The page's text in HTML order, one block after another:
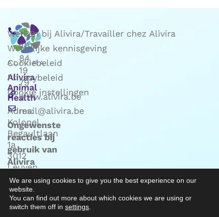
Alivira
Animal
Health
Adres:
Kolonel
Begaultlaan
1a
3012
Leuven
(Belgie)
+32
(0)16
84
19
79
www.alivira.be
mail@alivira.be
Ongewenste
reacties bij
gebruik van
Alivira
mail naar
Phv@alivira.be
Werken bij Alivira/Travailler chez Alivira
Wettelijke kennisgeving
Cookiebeleid
Privacybeleid
Cookie instellingen
We are using cookies to give you the best experience on our
website.
You can find out more about which cookies we are using or
switch them off in settings